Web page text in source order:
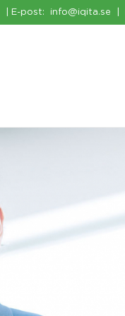
| E-post: info@iqita.se